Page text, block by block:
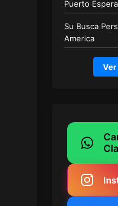
Puerto
Su Busca
America
Ver